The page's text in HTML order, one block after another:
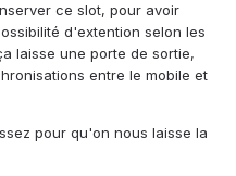
ce slot, pour avoir
d'extention selon les
laisse une porte de sortie,
entre le mobile et
pour qu'on nous laisse la